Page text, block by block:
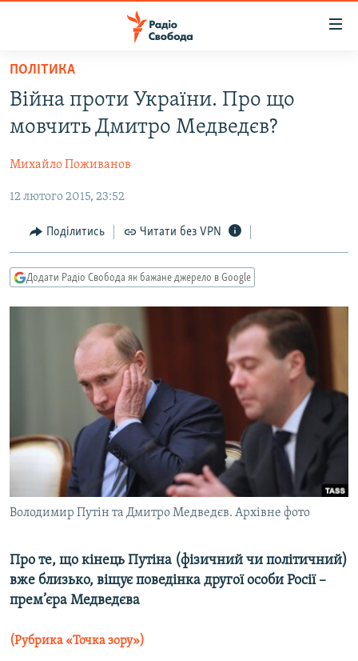
Перейти
основного
матеріалу
до
навігації
Перейти
пошуку
ВСЕ ЗА ДОБУ
ПОЛІТИКА
ЕКОНОМІКА
СУСПІЛЬСТВО
СПОРТ
ВІЙНА
РОСІЙСЬКА «ФІЛЬТРАЦІЯ»
ДОНБАС.РЕАЛІЇ
КРИМ.РЕАЛІЇ
ТИ ЯК?
КИТАЙ.ВИКЛИКИ
МУЛЬТИМЕДІА
СПЕЦПРОЄКТИ
ПОДКАСТИ
РУС
УКР
КТАТ
ПОЛІТИКА
Війна проти України. Про що
мовчить Дмитро Медведєв?
Михайло Поживанов
12 лютого 2015, 23:52
Поділитись Читати без VPN
Додати Радіо Свобода як бажане джерело в Google
Володимир Путін та Дмитро Медведєв. Архівне фото
Про те, що кінець Путіна (фізичний чи політичний)
вже близько, віщує поведінка другої особи Росії –
прем’єра Медведєва
(Рубрика «Точка зору»)